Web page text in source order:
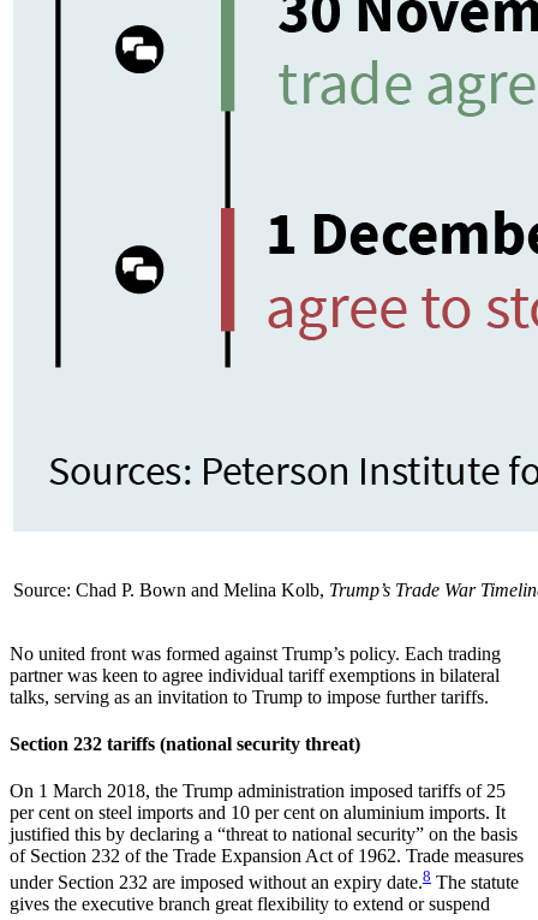
Source: Chad P. Bown and Melina Kolb, Trump’s Trade War
No united front was formed against Trump’s policy. Each trading
partner was keen to agree indi­vidual tariff exemptions in bilateral
talks, serving as an invitation to Trump to impose further tariffs.
Section 232 tariffs (national security threat)
On 1 March 2018, the Trump administration imposed tariffs of 25
per cent on steel imports and 10 per cent on aluminium imports. It
justified this by declaring a “threat to national security” on the basis
of Section 232 of the Trade Expansion Act of 1962. Trade meas­ures
under Section 232 are imposed without an expiry date.8 The statute
gives the executive branch great flexibility to extend or suspend